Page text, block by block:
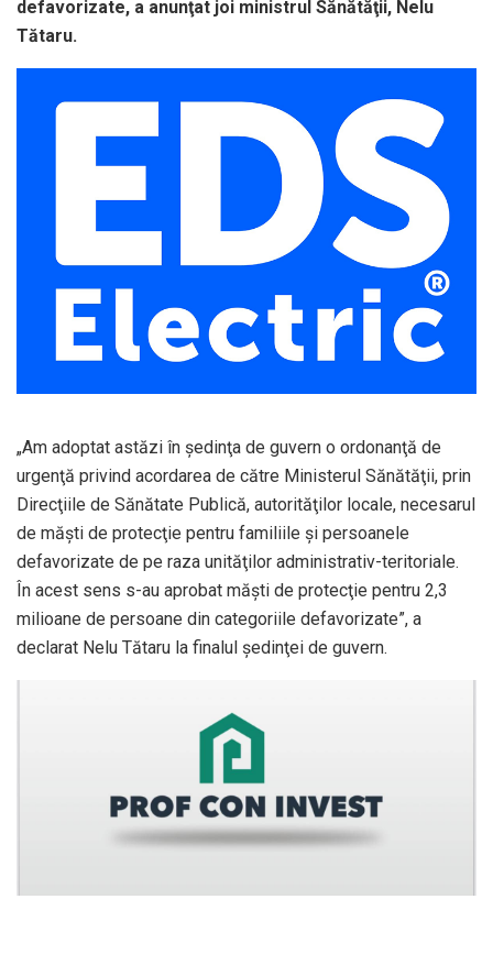
defavorizate, a anunţat joi ministrul Sănătăţii, Nelu
Tătaru.
„Am adoptat astăzi în şedinţa de guvern o ordonanţă de
urgenţă privind acordarea de către Ministerul Sănătăţii, prin
Direcţiile de Sănătate Publică, autorităţilor locale, necesarul
de măşti de protecţie pentru familiile şi persoanele
defavorizate de pe raza unităţilor administrativ-teritoriale.
În acest sens s-au aprobat măşti de protecţie pentru 2,3
milioane de persoane din categoriile defavorizate”, a
declarat Nelu Tătaru la finalul şedinţei de guvern.